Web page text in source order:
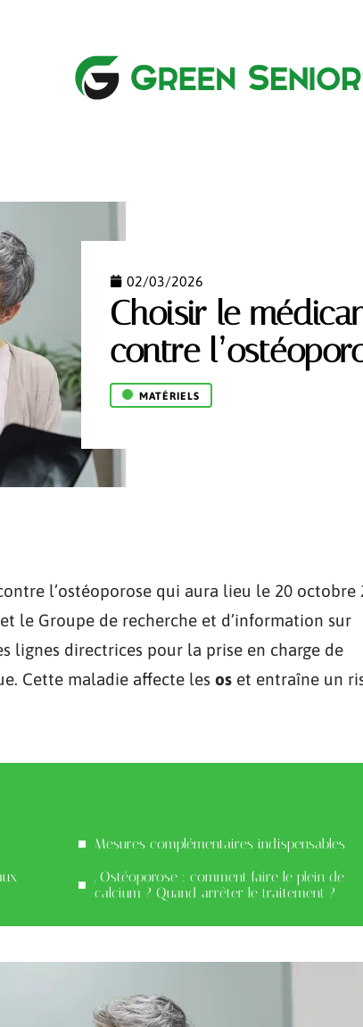
02/03/2026
Choisir le
contre
MATÉRIELS
l’ostéoporose qui aura lieu le 20 octobre
le Groupe de recherche et d’information sur
lignes directrices pour la prise en charge de
Cette maladie affecte les os et entraîne un
Mesures complémentaires indispensables
, Ostéoporose : comment faire le plein de
calcium ? Quand arrêter le traitement ?